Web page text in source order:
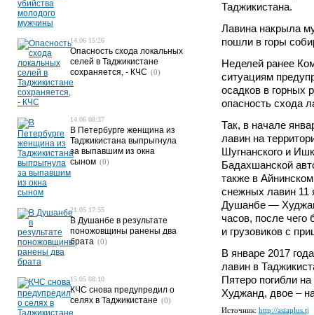
Таджикистана.
Лавина накрыла
пошли в горы
Неделей ранее
ситуациям
осадков в горных
опасность схода
Так, в начале
лавин на
Шугнанского и
Бадахшанской
также в
снежных лавин 11
Душанбе —
часов, после
и грузовиков с
В январе 2017
лавин в
Пятеро погибли
Худжанд, двое –
Источник: http://asiaplus.tj
14.06 15:26
Опасность схода локальных
селей в Таджикистане
сохраняется, - КЧС (0)
14.06 08:37
В Петербурге женщина из
Таджикистана выпрыгнула
за выпавшим из окна
сыном (0)
21.05 17:55
В Душанбе в результате
поножовщины ранены два
брата (0)
15.05 08:10
КЧС снова предупредил о
селях в Таджикистане (0)